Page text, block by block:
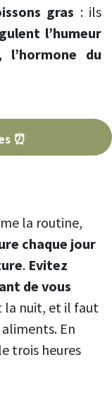
gras : ils
l’humeur
l’hormone du
⏰
la routine,
chaque jour
. Evitez
de vous
la nuit, et il faut
En
trois heures